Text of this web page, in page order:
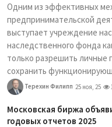
Одним из эффективных
предпринимательской
выступает учреждение
наследственного фонда
только разрешить
сохранить
Терехин Филипп 25 ноя, 25
Московская биржа
годовых отчетов 2025